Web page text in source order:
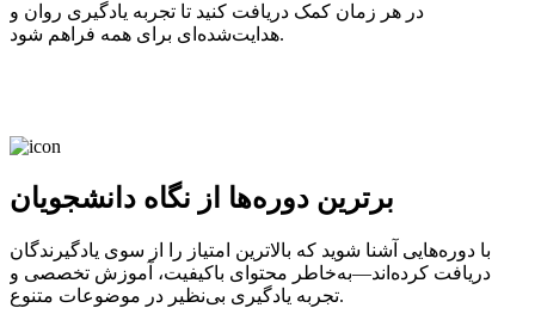
در هر زمان کمک دریافت کنید تا تجربه یادگیری روان و
هدایت‌شده‌ای برای همه فراهم شود.
برترین دوره‌ها از نگاه دانشجویان
با دوره‌هایی آشنا شوید که بالاترین امتیاز را از سوی یادگیرندگان
دریافت کرده‌اند—به‌خاطر محتوای باکیفیت، آموزش تخصصی و
تجربه یادگیری بی‌نظیر در موضوعات متنوع.